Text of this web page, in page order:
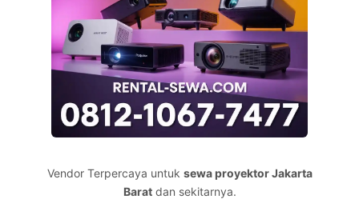
Vendor Terpercaya untuk sewa proyektor Jakarta
Baratdan sekitarnya.